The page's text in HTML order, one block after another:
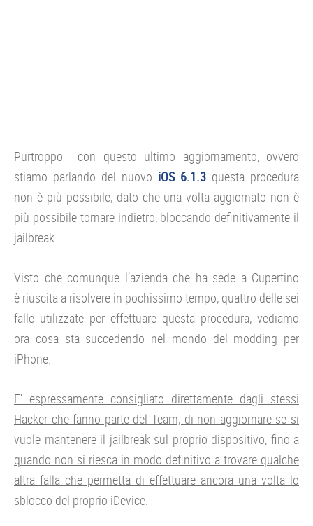
Purtroppo con questo ultimo aggiornamento, ovvero
stiamo parlando del nuovo iOS 6.1.3 questa procedura
non è più possibile, dato che una volta aggiornato non è
più possibile tornare indietro, bloccando definitivamente il
jailbreak.
Visto che comunque l’azienda che ha sede a Cupertino
è riuscita a risolvere in pochissimo tempo, quattro delle sei
falle utilizzate per effettuare questa procedura, vediamo
ora cosa sta succedendo nel mondo del modding per
iPhone.
E’ espressamente consigliato direttamente dagli stessi
Hacker che fanno parte del Team, di non aggiornare se si
vuole mantenere il jailbreak sul proprio dispositivo, fino a
quando non si riesca in modo definitivo a trovare qualche
altra falla che permetta di effettuare ancora una volta lo
sblocco del proprio iDevice.